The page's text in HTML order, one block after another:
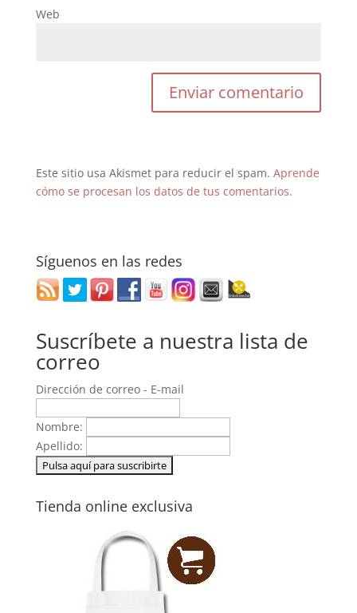
Web
Este sitio usa Akismet para reducir el spam. Aprende
cómo se procesan los datos de tus comentarios.
Síguenos en las redes
Suscríbete a nuestra lista de
correo
Dirección de correo - E-mail
Nombre:
Apellido:
Tienda online exclusiva